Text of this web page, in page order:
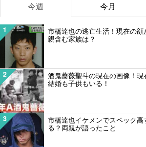
今週 今月
1
市橋達也の逃亡生活！現在の
親含む家族は？
2
酒鬼薔薇聖斗の現在の画像！
結婚も子供もいる！
3
市橋達也イケメンでスペック
る？両親が語ったこと